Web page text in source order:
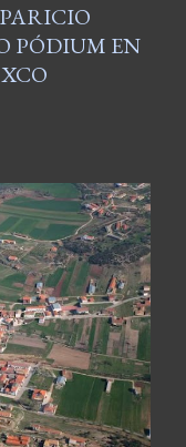
PÓDIUM EN